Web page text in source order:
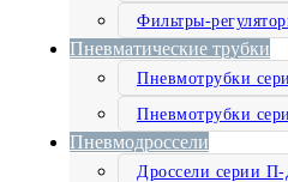
Фильтры-
Пневматические трубки
Пневмотрубки
Пневмотрубки
Пневмодроссели
Дроссели серии